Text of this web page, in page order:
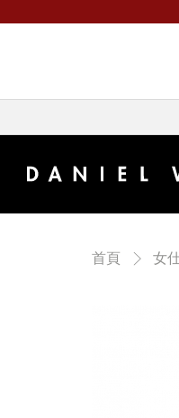
首頁 女